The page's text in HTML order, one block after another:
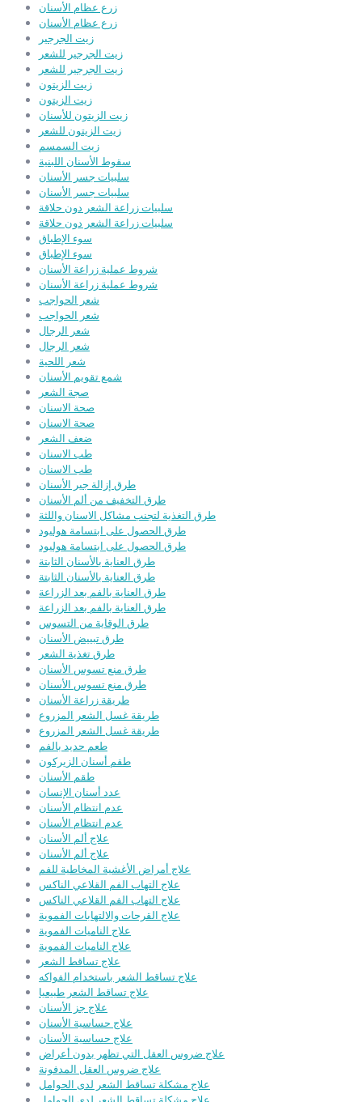
زرع عظام الأسنان
زرع عظام الأسنان
زيت الجرجير
زيت الجرجير للشعر
زيت الجرجير للشعر
زيت الزيتون
زيت الزيتون
زيت الزيتون للأسنان
زيت الزيتون للشعر
زيت السمسم
سقوط الأسنان اللبنية
سلبيات جسر الأسنان
سلبيات جسر الأسنان
سلبيات زراعة الشعر دون حلاقة
سلبيات زراعة الشعر دون حلاقة
سوء الإطباق
سوء الإطباق
شروط عملية زراعة الأسنان
شروط عملية زراعة الأسنان
شعر الحواجب
شعر الحواجب
شعر الرجال
شعر الرجال
شعر اللحية
شمع تقويم الأسنان
صجة الشعر
صحة الاسنان
صحة الاسنان
ضعف الشعر
طب الاسنان
طب الاسنان
طرق إزالة جير الأسنان
طرق التخفيف من ألم الأسنان
طرق التغذية لتجنب مشاكل الاسنان واللثة
طرق الحصول على ابتسامة هوليود
طرق الحصول على ابتسامة هوليود
طرق العناية بالأسنان الثابتة
طرق العناية بالأسنان الثابتة
طرق العناية بالفم بعد الزراعة
طرق العناية بالفم بعد الزراعة
طرق الوقاية من التسوس
طرق تبييض الأسنان
طرق تغذية الشعر
طرق منع تسوس الأسنان
طرق منع تسوس الأسنان
طريقة زراعة الأسنان
طريقة غسل الشعر المزروع
طريقة غسل الشعر المزروع
طعم حديد بالفم
طقم أسنان الزيركون
طقم الأسنان
عدد أسنان الإنسان
عدم انتظام الأسنان
عدم انتظام الأسنان
علاج ألم الأسنان
علاج ألم الأسنان
علاج أمراض الأغشية المخاطية للفم
علاج التهاب الفم القلاعي الناكس
علاج التهاب الفم القلاعي الناكس
علاج القرحات والالتهابات الفموية
علاج الناميات الفموية
علاج الناميات الفموية
علاج تساقط الشعر
علاج تساقط الشعر باستخدام الفواكه
علاج تساقط الشعر طبيعيا
علاج جز الأسنان
علاج حساسية الأسنان
علاج حساسية الأسنان
علاج ضروس العقل التي تظهر بدون أعراض
علاج ضروس العقل المدفونة
علاج مشكلة تساقط الشعر لدى الحوامل